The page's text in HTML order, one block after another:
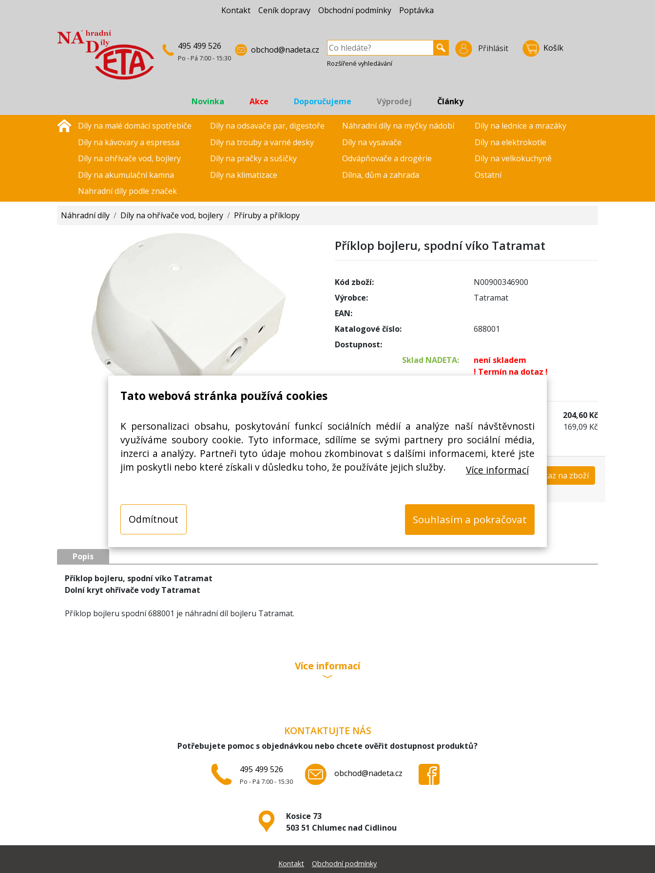
Tato webová stránka používá cookies
K personalizaci obsahu, poskytování funkcí sociálních médií a analýze naší návštěvnosti
využíváme soubory cookie. Tyto informace, sdílíme se svými partnery pro sociální média,
inzerci a analýzy. Partneři tyto údaje mohou zkombinovat s dalšími informacemi, které jste
jim poskytli nebo které získali v důsledku toho, že používáte jejich služby.
Více informací
Souhlasím a pokračovat
Odmítnout
Kontakt Ceník dopravy Obchodní podmínky Poptávka
495 499 526
Po - Pá 7:00 - 15:30
obchod@nadeta.cz Přihlásit Košík
Rozšířené vyhledávání
Novinka Akce Doporučujeme Výprodej Články
Díly na malé domácí spotřebiče Díly na odsavače par, digestoře Náhradní díly na myčky nádobí
Díly na lednice a mrazáky
Díly na kávovary a espressa
Díly na trouby a varné desky Díly na vysavače
Díly na elektrokotle
Díly na ohřívače vod, bojlery
Díly na pračky a sušičky Odvápňovače a drogérie
Díly na velkokuchyně
Díly na akumulační kamna
Díly na klimatizace Dílna, dům a zahrada
Ostatní
Nahradní díly podle značek
Náhradní díly / Díly na ohřívače vod, bojlery / Příruby a příklopy
DOLNÍ KRYT OHŘÍVAČE VODY TATRAMAT
Příklop bojleru, spodní víko Tatramat
Kód zboží:
N00900346900
Výrobce:
Tatramat
EAN:
Katalogové číslo:
688001
Dostupnost:
Sklad NADETA:
není skladem
! Termín na dotaz !
204,60 Kč
Cena bez DPH:
169,09 Kč
Koupit Dotaz na zboží
Popis
Příklop bojleru, spodní víko Tatramat
Dolní kryt ohřívače vody Tatramat
Příklop bojleru spodní 688001 je náhradní díl bojleru Tatramat.
Více informací
KONTAKTUJTE NÁS
Potřebujete pomoc s objednávkou nebo chcete ověřit dostupnost produktů?
495 499 526
Po - Pá 7:00 - 15:30
obchod@nadeta.cz
Kosice 73
503 51 Chlumec nad Cidlinou
Kontakt Obchodní podmínky